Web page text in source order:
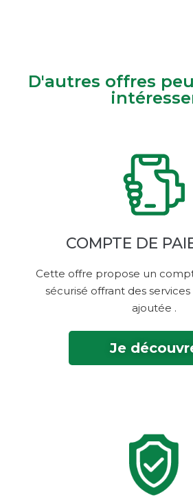
D'autres offres
COMPTE DE
Cette offre propose un
sécurisé offrant des
ajoutée‎ .
Je